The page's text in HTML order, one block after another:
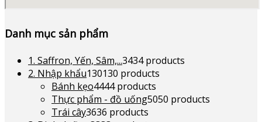
Danh mục sản phẩm
1. Saffron, Yến, Sâm,...3434 products
2. Nhập khẩu130130 products
Bánh kẹo4444 products
Thực phẩm - đồ uống5050 products
Trái cây3636 products